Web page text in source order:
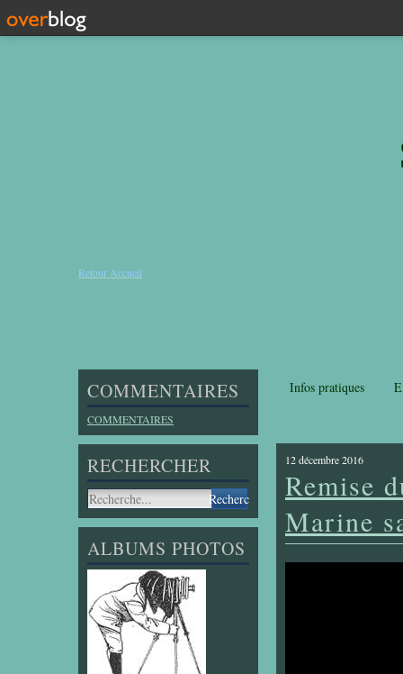
Retour Accueil
COMMENTAIRES
COMMENTAIRES
RECHERCHER
ALBUMS PHOTOS
Infos pratiques
12 décembre 2016
Remise
Marine